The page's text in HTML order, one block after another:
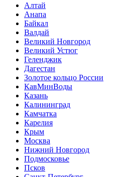
Алтай
Анапа
Байкал
Валдай
Великий Новгород
Великий Устюг
Геленджик
Дагестан
Золотое кольцо России
КавМинВоды
Казань
Калининград
Камчатка
Карелия
Крым
Москва
Нижний Новгород
Подмосковье
Псков